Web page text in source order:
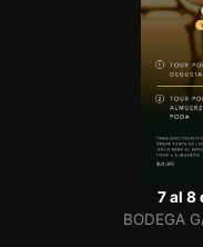
7 al 8
BODEGA